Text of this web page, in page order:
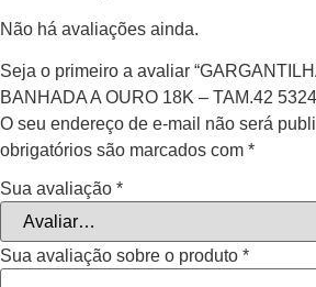
Não há avaliações ainda.
Seja o primeiro a avaliar
BANHADA A OURO 18K – TAM.42
O seu endereço de e-mail não será
obrigatórios são marcados com *
Sua avaliação *
Sua avaliação sobre o produto *